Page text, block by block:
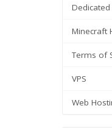
Minecraft
Terms of
VPS
Web